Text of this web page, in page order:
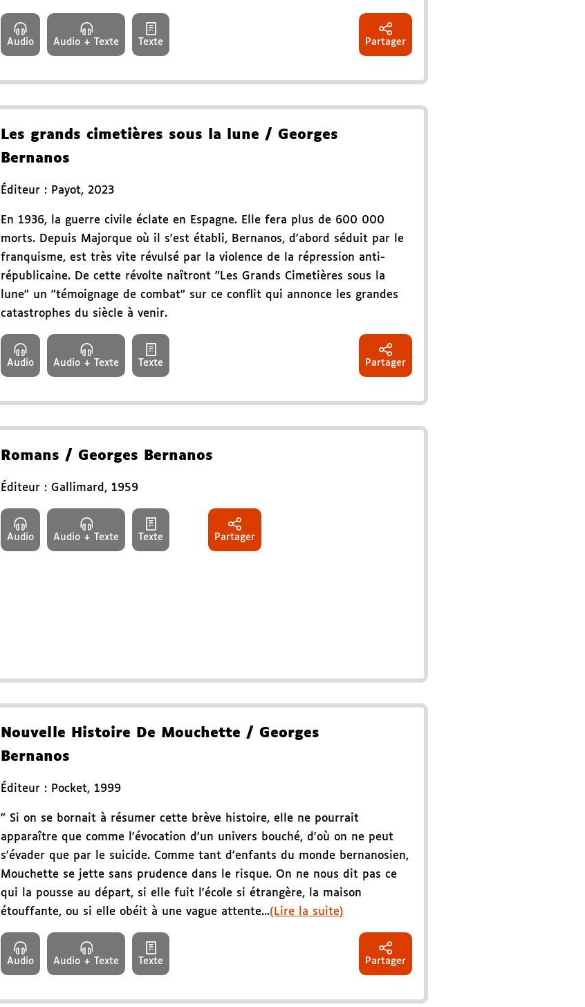
Audio Audio + Texte Texte Partager
Les grands cimetières sous la lune / Georges
Bernanos
Éditeur : Payot, 2023
En 1936, la guerre civile éclate en Espagne. Elle fera plus de 600 000
morts. Depuis Majorque où il s'est établi, Bernanos, d'abord séduit par le
franquisme, est très vite révulsé par la violence de la répression anti-
républicaine. De cette révolte naîtront "Les Grands Cimetières sous la
lune" un "témoignage de combat" sur ce conflit qui annonce les grandes
catastrophes du siècle à venir.
Audio Audio + Texte Texte Partager
Romans / Georges Bernanos
Éditeur : Gallimard, 1959
Audio Audio + Texte Texte Partager
Nouvelle Histoire De Mouchette / Georges
Bernanos
Éditeur : Pocket, 1999
" Si on se bornait à résumer cette brève histoire, elle ne pourrait
apparaître que comme l'évocation d'un univers bouché, d'où on ne peut
s'évader que par le suicide. Comme tant d'enfants du monde bernanosien,
Mouchette se jette sans prudence dans le risque. On ne nous dit pas ce
qui la pousse au départ, si elle fuit l'école si étrangère, la maison
étouffante, ou si elle obéit à une vague attente...(Lire la suite)
Audio Audio + Texte Texte Partager